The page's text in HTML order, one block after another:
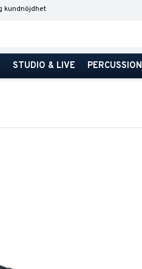
kundnöjdhet
STUDIO & LIVE PERCUSSION